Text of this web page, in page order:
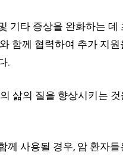
기타 증상을 완화하는
함께 협력하여 추가 지
.
삶의 질을 향상시키는
께 사용될 경우, 암 환자